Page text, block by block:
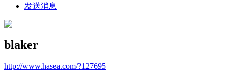
发送消息
blaker
http://www.hasea.com/?127695